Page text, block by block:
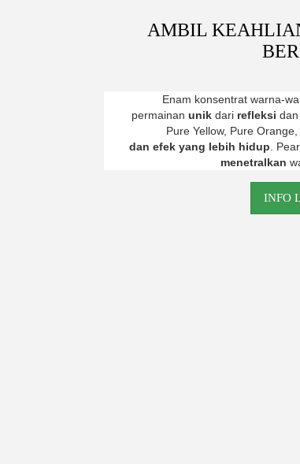
AMBIL
Enam konsentrat warna-
permainan unikdari refleksi dan
Pure Yellow, Pure
dan efek yang lebih hidup .
menetralkan
INFO